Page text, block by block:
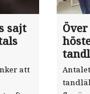
sajt
att